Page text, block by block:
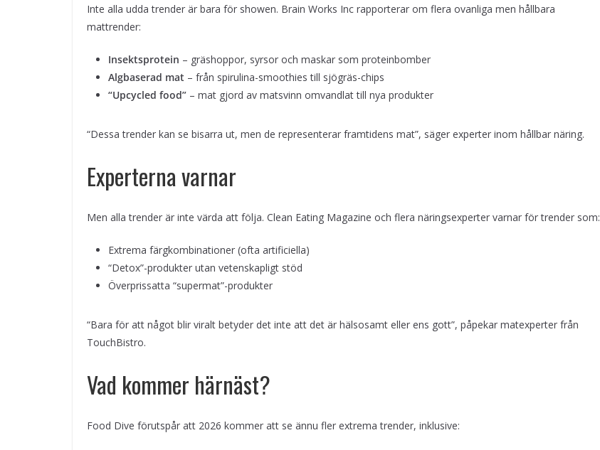
Inte alla udda trender är bara för showen. Brain Works Inc rapporterar om flera ovanliga men hållbara
mattrender:
Insektsprotein – gräshoppor, syrsor och maskar som proteinbomber
Algbaserad mat – från spirulina-smoothies till sjögräs-chips
“Upcycled food” – mat gjord av matsvinn omvandlat till nya produkter
“Dessa trender kan se bisarra ut, men de representerar framtidens mat”, säger experter inom hållbar näring.
Experterna varnar
Men alla trender är inte värda att följa. Clean Eating Magazine och flera näringsexperter varnar för trender som:
Extrema färgkombinationer (ofta artificiella)
“Detox”-produkter utan vetenskapligt stöd
Överprissatta “supermat”-produkter
“Bara för att något blir viralt betyder det inte att det är hälsosamt eller ens gott”, påpekar matexperter från
TouchBistro.
Vad kommer härnäst?
Food Dive förutspår att 2026 kommer att se ännu fler extrema trender, inklusive: